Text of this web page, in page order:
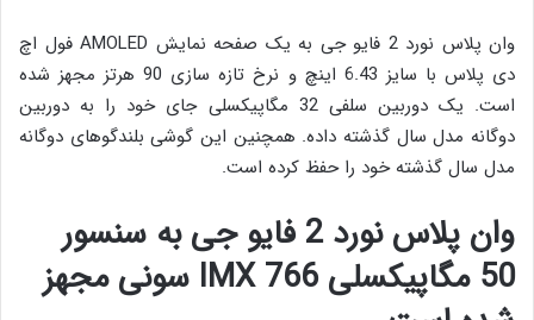
وان پلاس نورد 2 فایو جی به یک صفحه نمایش AMOLED فول اچ
دی پلاس با سایز 6.43 اینچ و نرخ تازه سازی 90 هرتز مجهز شده
است. یک دوربین سلفی 32 مگاپیکسلی جای خود را به دوربین
دوگانه مدل سال گذشته داده. همچنین این گوشی بلندگوهای دوگانه
مدل سال گذشته خود را حفظ کرده است.
وان پلاس نورد 2 فایو جی به سنسور
50 مگاپیکسلی IMX 766 سونی مجهز